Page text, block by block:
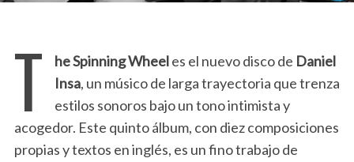
T he Spinning Wheeles el nuevo disco de Daniel
Insa, un músico de larga trayectoria que trenza
estilos sonoros bajo un tono intimista y
acogedor. Este quinto álbum, con diez composiciones
propias y textos en inglés, es un fino trabajo de